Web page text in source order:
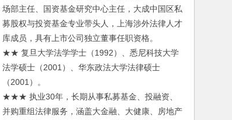
场部主任、国资基金研究中心主任，大成中国区私
募股权与投资基金专业带头人，上海涉外法律人才
库成员，具有上市公司独立董事任职资格。
★★ 复旦大学法学学士（1992）、悉尼科技大学
法学硕士（2001）、华东政法大学法律硕士
（2001）。
★★★ 执业30年，长期从事私募基金、投融资、
并购重组法律服务，涵盖大金融、大健康、房地产